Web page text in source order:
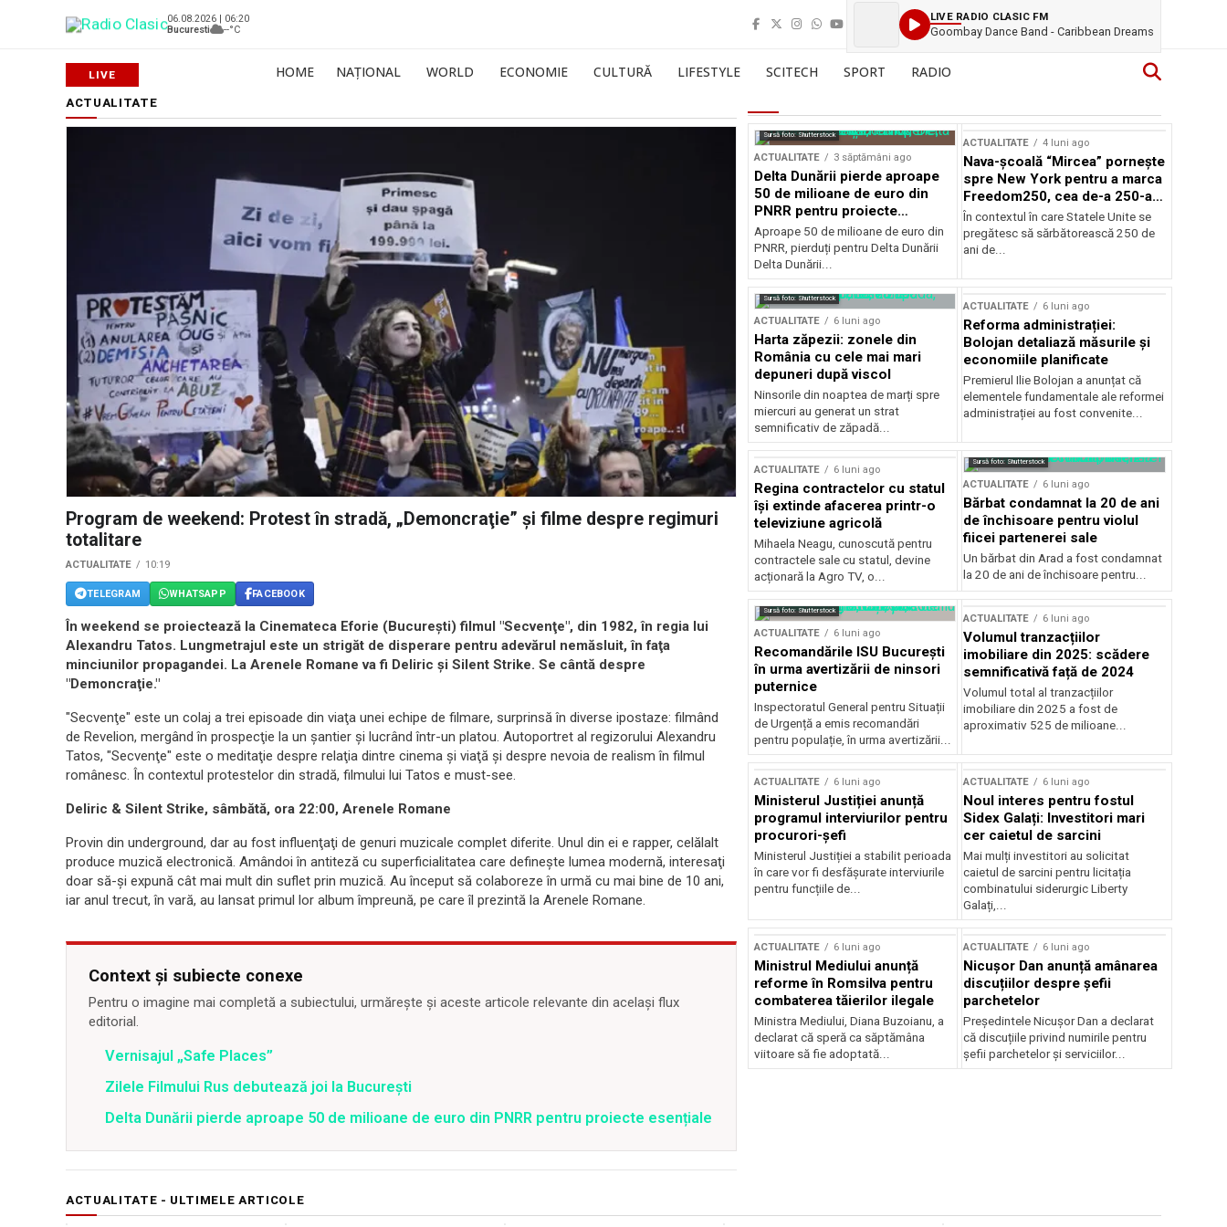
06.08.2026 | 06:20
Bucuresti
--°C
LIVE RADIO CLASIC FM
Goombay Dance Band - Caribbean Dreams
HOME NAȚIONAL WORLD ECONOMIE CULTURĂ LIFESTYLE SCITECH SPORT RADIO
ACTUALITATE
Program de weekend: Protest în stradă, „Demoncraţie” şi filme despre regimuri
totalitare
ACTUALITATE 10:19
TELEGRAM WHATSAPP FACEBOOK
În weekend se proiectează la Cinemateca Eforie (Bucureşti) filmul "Secvenţe", din 1982, în regia lui
Alexandru Tatos. Lungmetrajul este un strigăt de disperare pentru adevărul nemăsluit, în faţa
minciunilor propagandei. La Arenele Romane va fi Deliric şi Silent Strike. Se cântă despre
"Demoncraţie."
"Secvenţe" este un colaj a trei episoade din viaţa unei echipe de filmare, surprinsă în diverse ipostaze: filmând
de Revelion, mergând în prospecţie la un şantier şi lucrând într-un platou. Autoportret al regizorului Alexandru
Tatos, "Secvenţe" este o meditaţie despre relaţia dintre cinema şi viaţă şi despre nevoia de realism în filmul
românesc. În contextul protestelor din stradă, filmului lui Tatos e must-see.
Deliric & Silent Strike, sâmbătă, ora 22:00, Arenele Romane
Provin din underground, dar au fost influenţaţi de genuri muzicale complet diferite. Unul din ei e rapper, celălalt
produce muzică electronică. Amândoi în antiteză cu superficialitatea care defineşte lumea modernă, interesaţi
doar să-şi expună cât mai mult din suflet prin muzică. Au început să colaboreze în urmă cu mai bine de 10 ani,
iar anul trecut, în vară, au lansat primul lor album împreună, pe care îl prezintă la Arenele Romane.
Context și subiecte conexe
Pentru o imagine mai completă a subiectului, urmărește și aceste articole relevante din același flux
editorial.
Vernisajul „Safe Places”
Zilele Filmului Rus debutează joi la București
Delta Dunării pierde aproape 50 de milioane de euro din PNRR pentru proiecte esențiale
Sursă foto: Shutterstock
ACTUALITATE 3 săptămâni ago
Delta Dunării pierde aproape
50 de milioane de euro din
PNRR pentru proiecte
esențiale
Aproape 50 de milioane de euro din
PNRR, pierduți pentru Delta Dunării
Delta Dunării...
ACTUALITATE 4 luni ago
Nava-școală “Mircea” pornește
spre New York pentru a marca
Freedom250, cea de-a 250-a
aniversare a Statelor Unite
În contextul în care Statele Unite se
pregătesc să sărbătorească 250 de
ani de...
Sursă foto: Shutterstock
ACTUALITATE 6 luni ago
Harta zăpezii: zonele din
România cu cele mai mari
depuneri după viscol
Ninsorile din noaptea de marți spre
miercuri au generat un strat
semnificativ de zăpadă...
ACTUALITATE 6 luni ago
Reforma administrației:
Bolojan detaliază măsurile și
economiile planificate
Premierul Ilie Bolojan a anunțat că
elementele fundamentale ale reformei
administrației au fost convenite...
ACTUALITATE 6 luni ago
Regina contractelor cu statul
își extinde afacerea printr-o
televiziune agricolă
Mihaela Neagu, cunoscută pentru
contractele sale cu statul, devine
acționară la Agro TV, o...
Sursă foto: Shutterstock
ACTUALITATE 6 luni ago
Bărbat condamnat la 20 de ani
de închisoare pentru violul
fiicei partenerei sale
Un bărbat din Arad a fost condamnat
la 20 de ani de închisoare pentru...
Sursă foto: Shutterstock
ACTUALITATE 6 luni ago
Recomandările ISU București
în urma avertizării de ninsori
puternice
Inspectoratul General pentru Situații
de Urgență a emis recomandări
pentru populație, în urma avertizării...
ACTUALITATE 6 luni ago
Volumul tranzacțiilor
imobiliare din 2025: scădere
semnificativă față de 2024
Volumul total al tranzacțiilor
imobiliare din 2025 a fost de
aproximativ 525 de milioane...
ACTUALITATE 6 luni ago
Ministerul Justiției anunță
programul interviurilor pentru
procurori-șefi
Ministerul Justiției a stabilit perioada
în care vor fi desfășurate interviurile
pentru funcțiile de...
ACTUALITATE 6 luni ago
Noul interes pentru fostul
Sidex Galați: Investitori mari
cer caietul de sarcini
Mai mulți investitori au solicitat
caietul de sarcini pentru licitația
combinatului siderurgic Liberty
Galați,...
ACTUALITATE 6 luni ago
Ministrul Mediului anunță
reforme în Romsilva pentru
combaterea tăierilor ilegale
Ministra Mediului, Diana Buzoianu, a
declarat că speră ca săptămâna
viitoare să fie adoptată...
ACTUALITATE 6 luni ago
Nicușor Dan anunță amânarea
discuțiilor despre șefii
parchetelor
Președintele Nicușor Dan a declarat
că discuțiile privind numirile pentru
șefii parchetelor și serviciilor...
ACTUALITATE - ULTIMELE ARTICOLE